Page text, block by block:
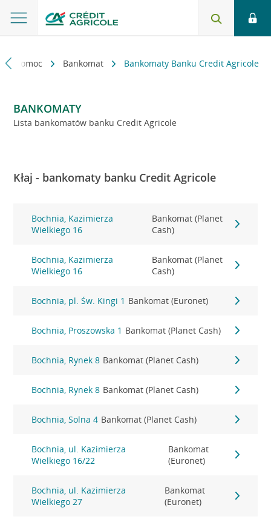
i pomoc Bankomat Bankomaty Banku Credit Agricole
BANKOMATY
Lista bankomatów banku Credit Agricole
Kłaj - bankomaty banku Credit Agricole
Bochnia, Kazimierza
Wielkiego 16
Bankomat (Planet
Cash)
Bochnia, Kazimierza
Wielkiego 16
Bankomat (Planet
Cash)
Bochnia, pl. Św. Kingi 1 Bankomat (Euronet)
Bochnia, Proszowska 1 Bankomat (Planet Cash)
Bochnia, Rynek 8 Bankomat (Planet Cash)
Bochnia, Rynek 8 Bankomat (Planet Cash)
Bochnia, Solna 4 Bankomat (Planet Cash)
Bochnia, ul. Kazimierza
Wielkiego 16/22
Bankomat
(Euronet)
Bochnia, ul. Kazimierza
Wielkiego 27
Bankomat
(Euronet)